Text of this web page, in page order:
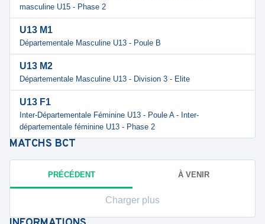
masculine U15 - Phase 2
U13 M1
Départementale Masculine U13 - Poule B
U13 M2
Départementale Masculine U13 - Division 3 - Elite
U13 F1
Inter-Départementale Féminine U13 - Poule A - Inter-
départementale féminine U13 - Phase 2
MATCHS BCT
PRÉCÉDENT À VENIR
Charger plus